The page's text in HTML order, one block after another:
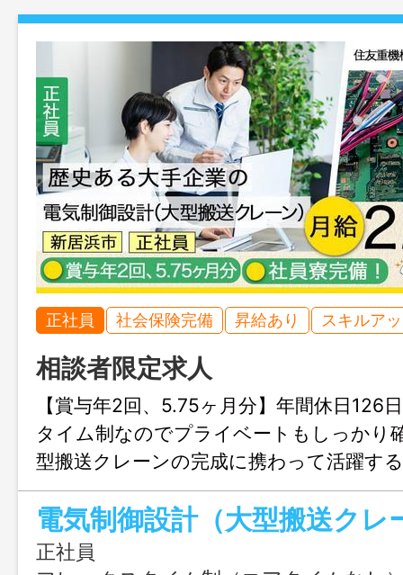
正社員 社会保険完備 昇給あり スキルア
相談者限定求人
【賞与年2回、5.75ヶ月分】年間休日126
タイム制なのでプライベートもしっかり
型搬送クレーンの完成に携わって活躍す
せんか？
電気制御設計（大型搬送クレ
正社員